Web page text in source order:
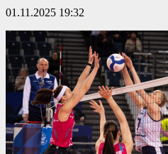
01.11.2025 19:32